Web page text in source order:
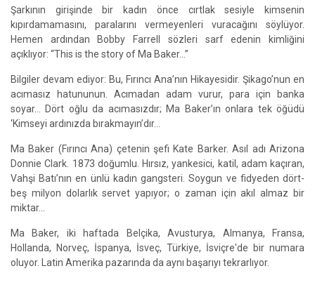
Şarkının girişinde bir kadın önce cırtlak sesiyle kimsenin
kıpırdamamasını, paralarını vermeyenleri vuracağını söylüyor.
Hemen ardından Bobby Farrell sözleri sarf edenin kimliğini
açıklıyor: “This is the story of Ma Baker…”
Bilgiler devam ediyor: Bu, Fırıncı Ana’nın Hikayesidir. Şikago’nun en
acımasız hatununun. Acımadan adam vurur, para için banka
soyar… Dört oğlu da acımasızdır; Ma Baker’ın onlara tek öğüdü
‘Kimseyi ardınızda bırakmayın’dır...
Ma Baker (Fırıncı Ana) çetenin şefi Kate Barker. Asıl adı Arizona
Donnie Clark. 1873 doğumlu. Hırsız, yankesici, katil, adam kaçıran,
Vahşi Batı’nın en ünlü kadın gangsteri. Soygun ve fidyeden dört-
beş milyon dolarlık servet yapıyor; o zaman için akıl almaz bir
miktar…
Ma Baker, iki haftada Belçika, Avusturya, Almanya, Fransa,
Hollanda, Norveç, İspanya, İsveç, Türkiye, İsviçre'de bir numara
oluyor. Latin Amerika pazarında da aynı başarıyı tekrarlıyor.